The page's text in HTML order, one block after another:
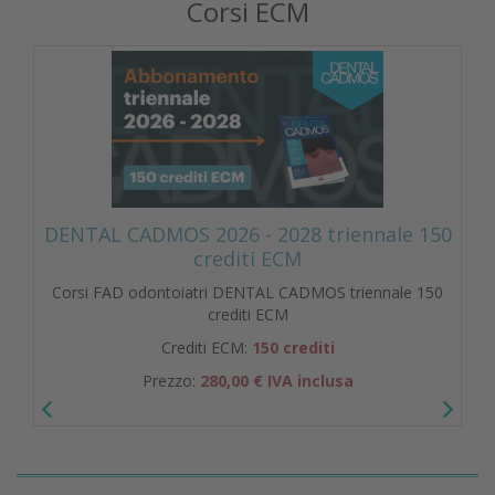
Corsi ECM
DENTAL CADMOS 2026 - 2028 triennale 150
crediti ECM
Corsi FAD odontoiatri DENTAL CADMOS triennale 150
crediti ECM
Crediti ECM: 150 crediti
Prezzo: 280,00 € IVA inclusa